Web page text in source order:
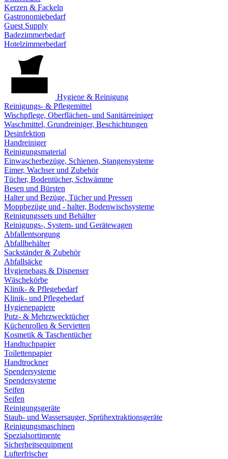
Kerzen & Fackeln
Gastronomiebedarf
Guest Supply
Badezimmerbedarf
Hotelzimmerbedarf
Hygiene & Reinigung
Reinigungs- & Pflegemittel
Wischpflege, Oberflächen- und Sanitärreiniger
Waschmittel, Grundreiniger, Beschichtungen
Desinfektion
Handreiniger
Reinigungsmaterial
Einwascherbezüge, Schienen, Stangensysteme
Eimer, Wachser und Zubehör
Tücher, Bodentücher, Schwämme
Besen und Bürsten
Halter und Bezüge, Tücher und Pressen
Moppbezüge und - halter, Bodenwischsysteme
Reinigungssets und Behälter
Reinigungs-, System- und Gerätewagen
Abfallentsorgung
Abfallbehälter
Sackständer & Zubehör
Abfallsäcke
Hygienebags & Dispenser
Wäschekörbe
Klinik- & Pflegebedarf
Klinik- und Pflegebedarf
Hygienepapiere
Putz- & Mehrzwecktücher
Küchenrollen & Servietten
Kosmetik & Taschentücher
Handtuchpapier
Toilettenpapier
Handtrockner
Spendersysteme
Spendersysteme
Seifen
Seifen
Reinigungsgeräte
Staub- und Wassersauger, Sprühextraktionsgeräte
Reinigungsmaschinen
Spezialsortimente
Sicherheitsequipment
Lufterfrischer